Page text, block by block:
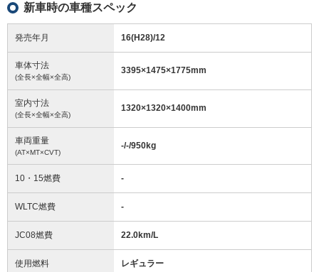
新車時の車種スペック
発売年月 16(H28)/12
車体寸法
(全長×全幅×全高)
3395×1475×1775mm
室内寸法
(全長×全幅×全高)
1320×1320×1400mm
車両重量
(AT×MT×CVT)
-/-/950kg
10・15燃費 -
WLTC燃費 -
JC08燃費 22.0km/L
使用燃料 レギュラー